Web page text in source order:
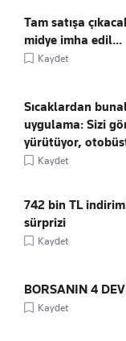
Tam satışa
midye imha edil...
Kaydet
Sıcaklardan
uygulama: Sizi
yürütüyor,
Kaydet
742 bin TL
sürprizi
Kaydet
BORSANIN 4
Kaydet